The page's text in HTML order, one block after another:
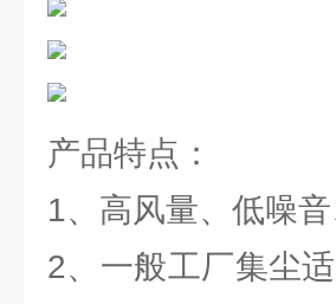
产品特点：
1、高风量、低噪音
2、一般工厂集尘